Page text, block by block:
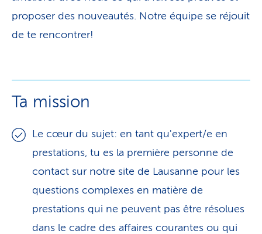
proposer des nouveautés. Notre équipe se réjouit
de te rencontrer!
Ta mission
Le cœur du sujet: en tant qu'expert/e en
prestations, tu es la première personne de
contact sur notre site de Lausanne pour les
questions complexes en matière de
prestations qui ne peuvent pas être résolues
dans le cadre des affaires courantes ou qui